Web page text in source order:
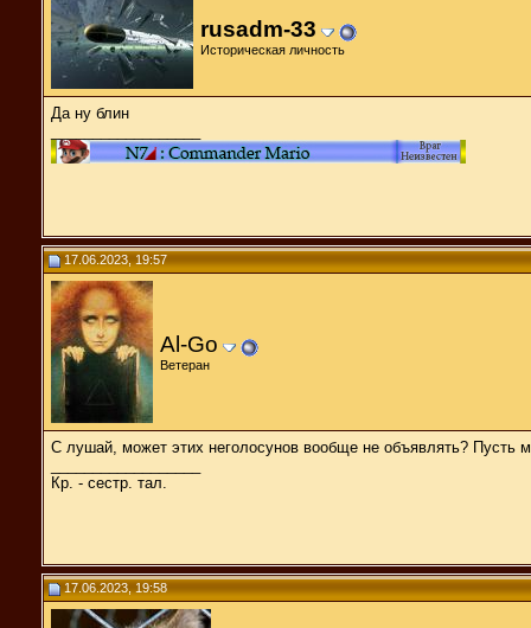
rusadm-33
Историческая личность
Да ну блин
17.06.2023, 19:57
Al-Go
Ветеран
С лушай, может этих неголосунов вообще не объявлять? Пусть
Кр. - сестр. тал.
17.06.2023, 19:58